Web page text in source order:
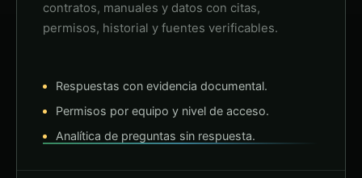
contratos, manuales y datos con citas,
permisos, historial y fuentes verificables.
Respuestas con evidencia documental.
Permisos por equipo y nivel de acceso.
Analítica de preguntas sin respuesta.